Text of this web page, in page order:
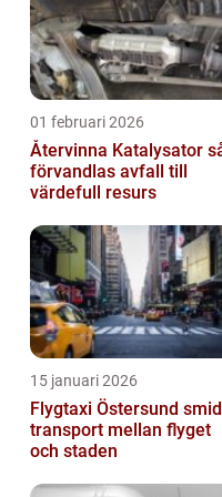
01 februari 2026
Återvinna Katalysator så
förvandlas avfall till
värdefull resurs
15 januari 2026
Flygtaxi Östersund smidig
transport mellan flyget
och staden